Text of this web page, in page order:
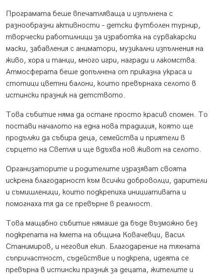
Програмата беше впечатляваща и изпълнена с
разнообразни активности – детски футболен турнир,
творчески работилници за изработка на сурвакарски
маски, забавления с аниматори, музикални изпълнения на
живо, хора и танци, много игри, награди и лакомства.
Атмосферата беше допълнена от приказна украса и
стотици цветни балони, които превърнаха селото в
истински празник на детството.
Това събитие няма да остане просто красив спомен. То
постави началото на една нова традиция, която ще
продължи да събира деца, семейства и приятели в
сърцето на Светля и ще вдъхва нов живот на селото.
Организаторите и родителите изразяват своята
искрена благодарност към всички доброволци, дарители
и съмишленици, които подкрепиха инициативата и
помогнаха тя да се превърне в реалност.
Това мащабно събитие нямаше да бъде възможно без
подкрепата на кмета на община Ковачевци, Васил
Станимиров, и неговия екип. Благодарение на тяхната
съпричастност, съдействие и подкрепа, идеята се
превърна в истински празник за децата, жителите и